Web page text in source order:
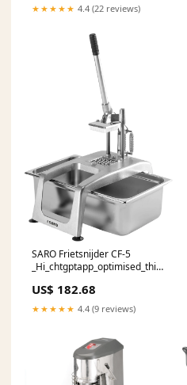
★★★★★ 4.4 (22 reviews)
SARO Frietsnijder CF-5
_Hi_chtgptapp_optimised_this_title-
US$ 182.68
★★★★★ 4.4 (9 reviews)